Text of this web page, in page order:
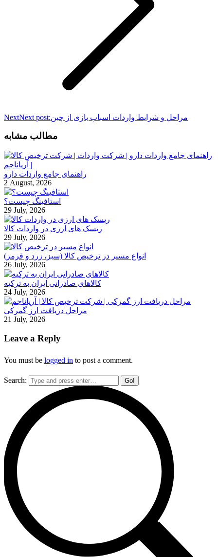
NextNext post:مراحل و شرایط واردات اسباب بازی از چین
مطالب مشابه
راهنمای جامع واردات دارو
2 August, 2026
استافینگ چیست؟
29 July, 2026
ریسک های ارزی در واردات کالا
29 July, 2026
انواع مسیر در ترخیص کالا (سبز، زرد و قرمز)
26 July, 2026
کالاهای صادراتی ایران به ترکیه
24 July, 2026
مراحل دریافت ارز گمرکی
21 July, 2026
Leave a Reply
You must be logged in to post a comment.
Search: